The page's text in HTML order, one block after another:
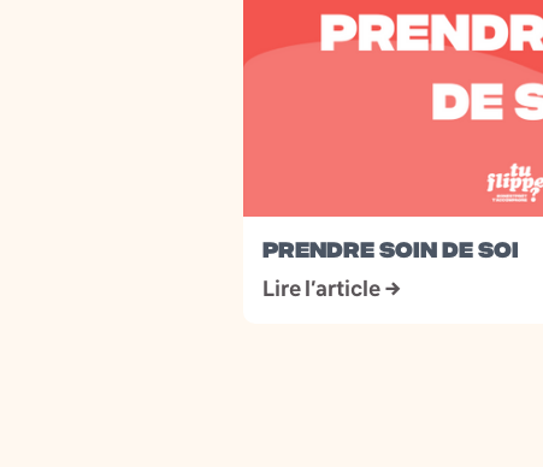
PRENDRE SOIN DE SOI
Lire l’article →